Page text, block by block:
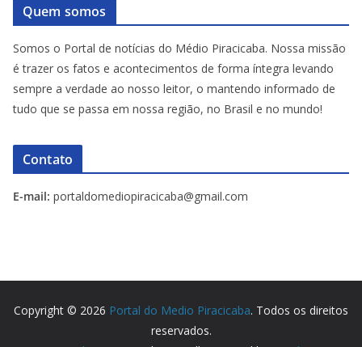
Quem somos
Somos o Portal de notícias do Médio Piracicaba. Nossa missão
é trazer os fatos e acontecimentos de forma íntegra levando
sempre a verdade ao nosso leitor, o mantendo informado de
tudo que se passa em nossa região, no Brasil e no mundo!
Contato
E-mail: portaldomediopiracicaba@gmail.com
Copyright © 2026 Portal do Medio Piracicaba. Todos os direitos
reservados.